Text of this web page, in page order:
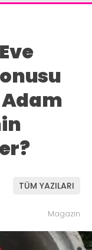
TÜM YAZILARI
Magazin